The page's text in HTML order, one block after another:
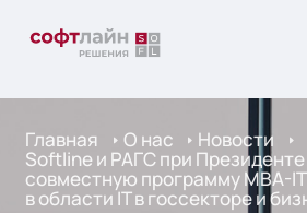
Главная О нас Новости
Softline и РАГС при
совместную программу MBA-
в области IT в госсекторе и